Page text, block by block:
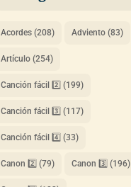
Acordes(208) Adviento(83)
Artículo(254)
Canción fácil 2️⃣ (199)
Canción fácil 3️⃣ (117)
Canción fácil 4️⃣ (33)
Canon 2️⃣ (79) Canon 3️⃣ (196)